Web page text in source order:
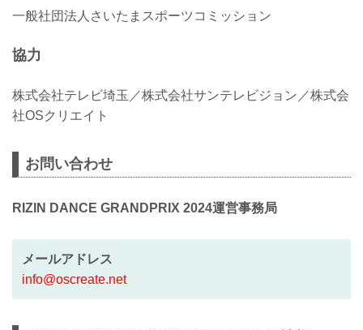
一般社団法人さいたまスポーツコミッション
協力
株式会社テレビ埼玉／株式会社サンテレビジョン／株式会
社OSクリエイト
お問い合わせ
RIZIN DANCE GRANDPRIX 2024運営事務局
メールアドレス
info@oscreate.net